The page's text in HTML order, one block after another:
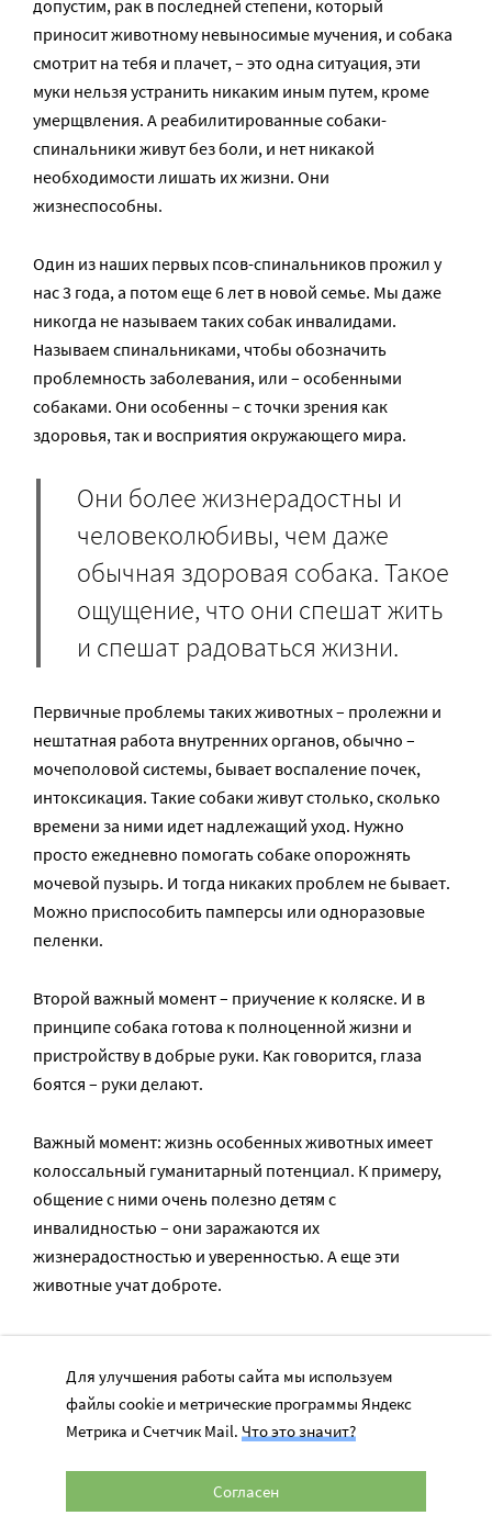
допустим, рак в последней степени, который
приносит животному невыносимые мучения, и собака
смотрит на тебя и плачет, – это одна ситуация, эти
муки нельзя устранить никаким иным путем, кроме
умерщвления. А реабилитированные собаки-
спинальники живут без боли, и нет никакой
необходимости лишать их жизни. Они
жизнеспособны.
Один из наших первых псов-спинальников прожил у
нас 3 года, а потом еще 6 лет в новой семье. Мы даже
никогда не называем таких собак инвалидами.
Называем спинальниками, чтобы обозначить
проблемность заболевания, или – особенными
собаками. Они особенны – с точки зрения как
здоровья, так и восприятия окружающего мира.
Они более жизнерадостны и
человеколюбивы, чем даже
обычная здоровая собака. Такое
ощущение, что они спешат жить
и спешат радоваться жизни.
Первичные проблемы таких животных – пролежни и
нештатная работа внутренних органов, обычно –
мочеполовой системы, бывает воспаление почек,
интоксикация. Такие собаки живут столько, сколько
времени за ними идет надлежащий уход. Нужно
просто ежедневно помогать собаке опорожнять
мочевой пузырь. И тогда никаких проблем не бывает.
Можно приспособить памперсы или одноразовые
пеленки.
Второй важный момент – приучение к коляске. И в
принципе собака готова к полноценной жизни и
пристройству в добрые руки. Как говорится, глаза
боятся – руки делают.
Важный момент: жизнь особенных животных имеет
колоссальный гуманитарный потенциал. К примеру,
общение с ними очень полезно детям с
инвалидностью – они заражаются их
жизнерадостностью и уверенностью. А еще эти
животные учат доброте.
Например, в Строгино живет собака-спинальница
Луняша. Ее хозяйка Надя рассказывает, что жители
района очень полюбили собаку и многие даже
специально выбирают время, чтобы погулять в
жительниц Строгина это знакомство стало серьезным
мотивирующим событием.
Для улучшения работы сайта мы используем
файлы cookie и метрические программы Яндекс
Метрика и Счетчик Mail. Что это значит?
Согласен